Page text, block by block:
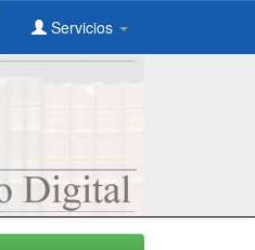
Servicios